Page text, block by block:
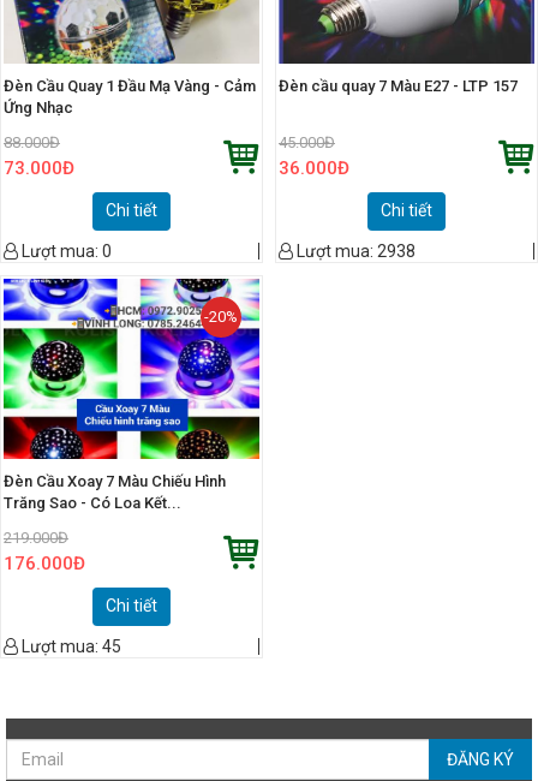
Đèn Cầu Quay 1 Đầu Mạ Vàng - Cảm
Ứng Nhạc
88.000Đ
73.000Đ
Chi tiết
Lượt mua: 0
Đèn cầu quay 7 Màu E27 - LTP 157
45.000Đ
36.000Đ
Chi tiết
Lượt mua: 2938
-20%
Đèn Cầu Xoay 7 Màu Chiếu Hình
Trăng Sao - Có Loa Kết...
219.000Đ
176.000Đ
Chi tiết
Lượt mua: 45
ĐĂNG KÝ